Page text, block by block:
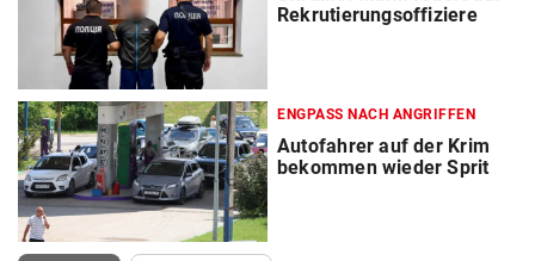
Rekrutierungsoffiziere
ENGPASS NACH ANGRIFFEN
Autofahrer auf der Krim
bekommen wieder Sprit